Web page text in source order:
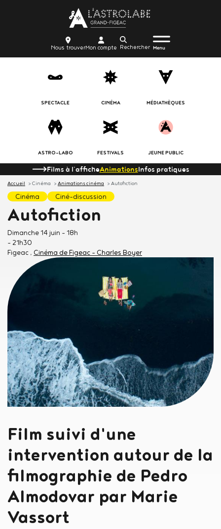
au
principal
Body
trouver
Nous trouvercompte
Mon compte
Recherche
Menu
burger
Body
icon_trigger
Menu
SPECTACLE CINÉMA MÉDIATHÈQUES
ASTRO-LABO FESTIVALS JEUNE PUBLIC
Films à l'afficheAnimationsInfos pratiques
Accueil Cinéma Animations cinéma Autofiction
cinéma ciné-discussion
Autofiction
Dimanche 14 juin - 18h
- 21h30
Figeac
Cinéma de Figeac - Charles Boyer
Film suivi d'une
intervention autour de la
filmographie de Pedro
Almodovar par Marie
Vassort